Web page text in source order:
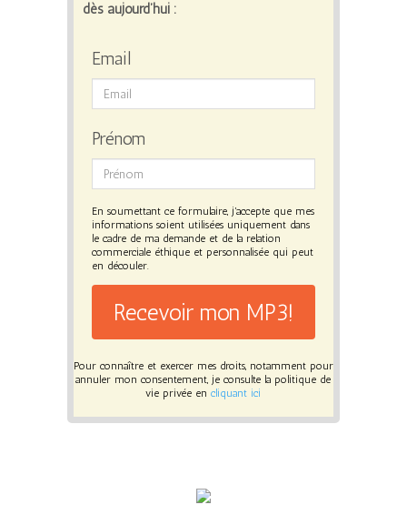
dès aujourd’hui :
Email
Prénom
En soumettant ce formulaire, j'accepte que mes
informations soient utilisées uniquement dans
le cadre de ma demande et de la relation
commerciale éthique et personnalisée qui peut
en découler.
Recevoir mon MP3!
Pour connaître et exercer mes droits, notamment pour
annuler mon consentement, je consulte la politique de
vie privée encliquant ici